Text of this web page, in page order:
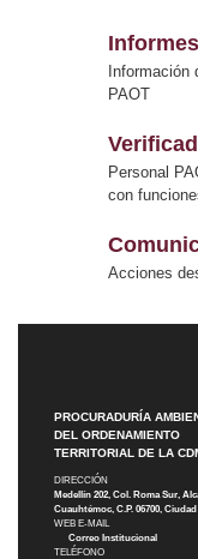
PAOT
Personal
con
Acciones
PROCURADURÍA
DEL ORDENAMIENTO
TERRITORIAL DE LA
DIRECCIÓN
Medellín 202, Col. Roma Sur,
Cuauhtémoc, C.P. 06700,
WEB E-MAIL
Correo Institucional
TELÉFONO